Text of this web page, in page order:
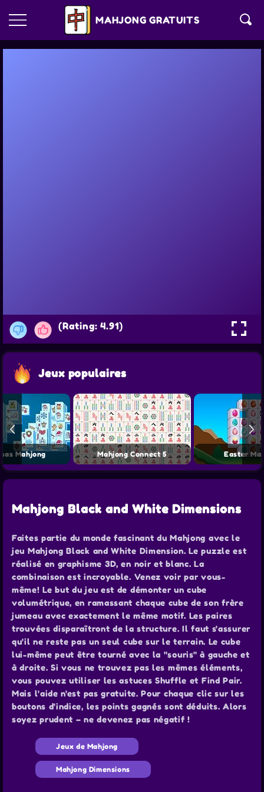
MAHJONG GRATUITS
(Rating: 4.91)
Jeux populaires
Mahjong Mahjong Connect 5 Easter
Mahjong Black and White Dimensions
Faites partie du monde fascinant du Mahjong avec le
jeu Mahjong Black and White Dimension. Le puzzle est
réalisé en graphisme 3D, en noir et blanc. La
combinaison est incroyable. Venez voir par vous-
même! Le but du jeu est de démonter un cube
volumétrique, en ramassant chaque cube de son frère
jumeau avec exactement le même motif. Les paires
trouvées disparaîtront de la structure. Il faut s'assurer
qu'il ne reste pas un seul cube sur le terrain. Le cube
lui-même peut être tourné avec la "souris" à gauche et
à droite. Si vous ne trouvez pas les mêmes éléments,
vous pouvez utiliser les astuces Shuffle et Find Pair.
Mais l'aide n'est pas gratuite. Pour chaque clic sur les
boutons d'indice, les points gagnés sont déduits. Alors
soyez prudent – ne devenez pas négatif !
Jeux de Mahjong
Mahjong Dimensions